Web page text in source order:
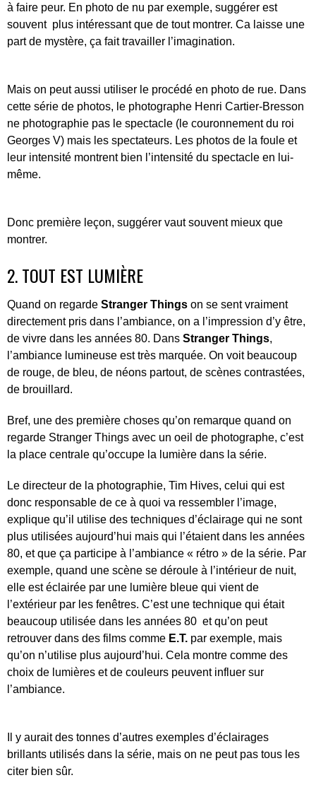
à faire peur. En photo de nu par exemple, suggérer est
souvent plus intéressant que de tout montrer. Ca laisse une
part de mystère, ça fait travailler l’imagination.
Mais on peut aussi utiliser le procédé en photo de rue. Dans
cette série de photos, le photographe Henri Cartier-Bresson
ne photographie pas le spectacle (le couronnement du roi
Georges V) mais les spectateurs. Les photos de la foule et
leur intensité montrent bien l’intensité du spectacle en lui-
même.
Donc première leçon, suggérer vaut souvent mieux que
montrer.
2. TOUT EST LUMIÈRE
Quand on regarde Stranger Things on se sent vraiment
directement pris dans l’ambiance, on a l’impression d’y être,
de vivre dans les années 80. Dans Stranger Things,
l’ambiance lumineuse est très marquée. On voit beaucoup
de rouge, de bleu, de néons partout, de scènes contrastées,
de brouillard.
Bref, une des première choses qu’on remarque quand on
regarde Stranger Things avec un oeil de photographe, c’est
la place centrale qu’occupe la lumière dans la série.
Le directeur de la photographie, Tim Hives, celui qui est
donc responsable de ce à quoi va ressembler l’image,
explique qu’il utilise des techniques d’éclairage qui ne sont
plus utilisées aujourd’hui mais qui l’étaient dans les années
80, et que ça participe à l’ambiance « rétro » de la série. Par
exemple, quand une scène se déroule à l’intérieur de nuit,
elle est éclairée par une lumière bleue qui vient de
l’extérieur par les fenêtres. C’est une technique qui était
beaucoup utilisée dans les années 80 et qu’on peut
retrouver dans des films comme E.T. par exemple, mais
qu’on n’utilise plus aujourd’hui. Cela montre comme des
choix de lumières et de couleurs peuvent influer sur
l’ambiance.
Il y aurait des tonnes d’autres exemples d’éclairages
brillants utilisés dans la série, mais on ne peut pas tous les
citer bien sûr.